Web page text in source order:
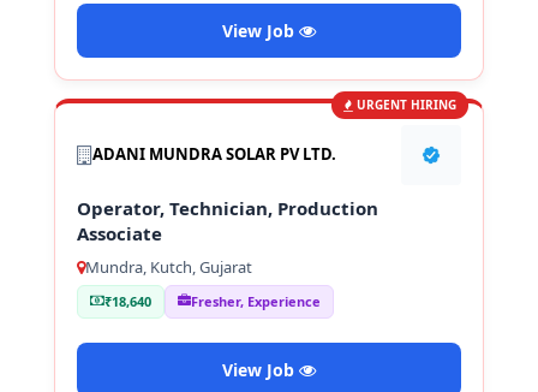
View Job
URGENT HIRING
ADANI MUNDRA SOLAR PV LTD.
Operator, Technician, Production
Associate
Mundra, Kutch, Gujarat
₹18,640 Fresher, Experience
View Job